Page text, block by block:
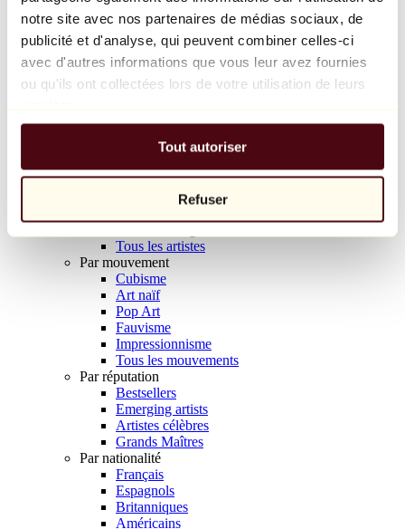
notre site avec nos partenaires de médias sociaux, de
publicité et d'analyse, qui peuvent combiner celles-ci
avec d'autres informations que vous leur avez fournies
ou qu'ils ont collectées lors de votre utilisation de leurs
Tout autoriser
Refuser
Balloon Dog (Orange)
Jeff Koons
10 000 €
Parcourir
Tous les sculpteurs
Tous les photographes
Tous les artistes
Par mouvement
Cubisme
Art naïf
Pop Art
Fauvisme
Impressionnisme
Tous les mouvements
Par réputation
Bestsellers
Emerging artists
Artistes célèbres
Grands Maîtres
Par nationalité
Français
Espagnols
Britanniques
Américains